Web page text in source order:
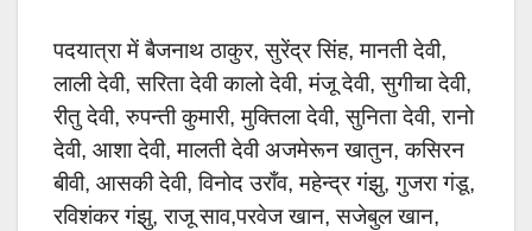
पदयात्रा में बैजनाथ ठाकुर, सुरेंद्र सिंह, मानती देवी,
लाली देवी, सरिता देवी कालो देवी, मंजू देवी, सुगीचा देवी,
रीतु देवी, रुपन्ती कुमारी, मुक्तिला देवी, सुनिता देवी, रानो
देवी, आशा देवी, मालती देवी अजमेरून खातुन, कसिरन
बीवी, आसकी देवी, विनोद उराँव, महेन्द्र गंझु, गुजरा गंडू,
रविशंकर गंझु, राजू साव,परवेज खान, सजेबुल खान,